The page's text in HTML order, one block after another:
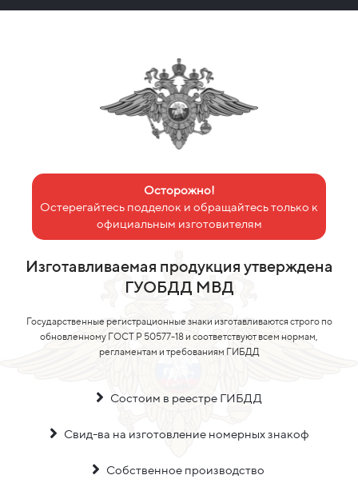
Осторожно!
Остерегайтесь подделок и обращайтесь только к
официальным изготовителям
Изготавливаемая продукция утверждена
ГУОБДД МВД
Государственные регистрационные знаки изготавливаются строго по
обновленному ГОСТ Р 50577-18 и соответствуют всем нормам,
регламентам и требованиям ГИБДД
Состоим в реестре ГИБДД
Свид-ва на изготовление номерных знакоф
Собственное производство